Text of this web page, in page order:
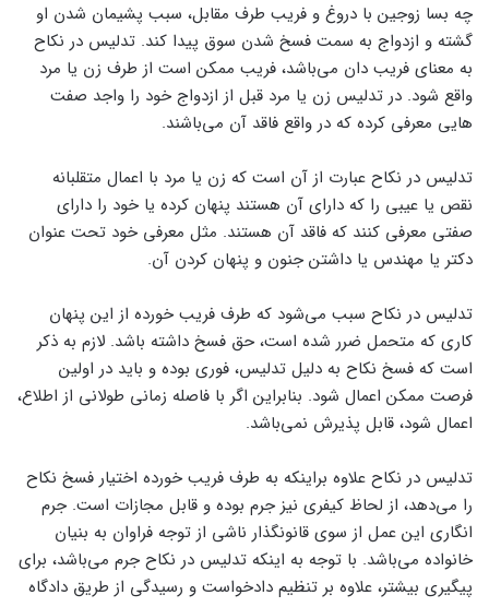
چه بسا زوجین با دروغ و فریب طرف مقابل، سبب پشیمان شدن او
گشته و ازدواج به سمت فسخ شدن سوق پیدا کند. تدلیس در نکاح
به معنای فریب دان می‌باشد، فریب ممکن است از طرف زن یا مرد
واقع شود. در تدلیس زن یا مرد قبل از ازدواج خود را واجد صفت
هایی معرفی کرده که در واقع فاقد آن می‌باشند.
تدلیس در نکاح عبارت از آن است که زن یا مرد با اعمال متقلبانه
نقص یا عیبی را که دارای آن هستند پنهان کرده یا خود را دارای
صفتی معرفی کنند که فاقد آن هستند. مثل معرفی خود تحت عنوان
دکتر یا مهندس یا داشتن جنون و پنهان کردن آن.
تدلیس در نکاح سبب می‌شود که طرف فریب خورده از این پنهان
کاری که متحمل ضرر شده است، حق فسخ داشته باشد. لازم به ذکر
است که فسخ نکاح به دلیل تدلیس، فوری بوده و باید در اولین
فرصت ممکن اعمال شود. بنابراین اگر با فاصله زمانی طولانی از اطلاع،
اعمال شود، قابل پذیرش نمی‌باشد.
تدلیس در نکاح علاوه براینکه به طرف فریب خورده اختیار فسخ نکاح
را می‌دهد، از لحاظ کیفری نیز جرم بوده و قابل مجازات است. جرم
انگاری این عمل از سوی قانونگذار ناشی از توجه فراوان به بنیان
خانواده می‌باشد. با توجه به اینکه تدلیس در نکاح جرم می‌باشد، برای
پیگیری بیشتر، علاوه بر تنظیم دادخواست و رسیدگی از طریق دادگاه